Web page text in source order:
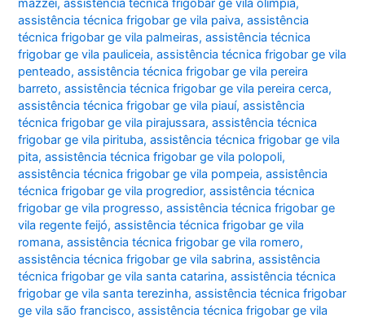
mazzei,assistência técnica frigobar ge vila olímpia,
assistência técnica frigobar ge vila paiva,assistência
técnica frigobar ge vila palmeiras,assistência técnica
frigobar ge vila pauliceia,assistência técnica frigobar ge vila
penteado,assistência técnica frigobar ge vila pereira
barreto,assistência técnica frigobar ge vila pereira cerca,
assistência técnica frigobar ge vila piauí,assistência
técnica frigobar ge vila pirajussara,assistência técnica
frigobar ge vila pirituba,assistência técnica frigobar ge vila
pita,assistência técnica frigobar ge vila polopoli,
assistência técnica frigobar ge vila pompeia,assistência
técnica frigobar ge vila progredior,assistência técnica
frigobar ge vila progresso,assistência técnica frigobar ge
vila regente feijó,assistência técnica frigobar ge vila
romana,assistência técnica frigobar ge vila romero,
assistência técnica frigobar ge vila sabrina,assistência
técnica frigobar ge vila santa catarina,assistência técnica
frigobar ge vila santa terezinha,assistência técnica frigobar
ge vila são francisco,assistência técnica frigobar ge vila